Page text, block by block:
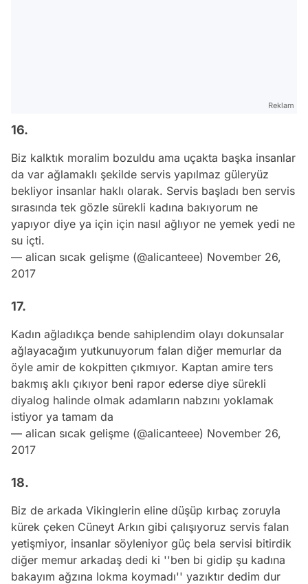
Reklam
16.
Biz kalktık moralim bozuldu ama uçakta başka insanlar
da var ağlamaklı şekilde servis yapılmaz güleryüz
bekliyor insanlar haklı olarak. Servis başladı ben servis
sırasında tek gözle sürekli kadına bakıyorum ne
yapıyor diye ya için için nasıl ağlıyor ne yemek yedi ne
su içti.
— alican sıcak gelişme (@alicanteee) November 26,
2017
17.
Kadın ağladıkça bende sahiplendim olayı dokunsalar
ağlayacağım yutkunuyorum falan diğer memurlar da
öyle amir de kokpitten çıkmıyor. Kaptan amire ters
bakmış aklı çıkıyor beni rapor ederse diye sürekli
diyalog halinde olmak adamların nabzını yoklamak
istiyor ya tamam da
— alican sıcak gelişme (@alicanteee) November 26,
2017
18.
Biz de arkada Vikinglerin eline düşüp kırbaç zoruyla
kürek çeken Cüneyt Arkın gibi çalışıyoruz servis falan
yetişmiyor, insanlar söyleniyor güç bela servisi bitirdik
diğer memur arkadaş dedi ki ''ben bi gidip şu kadına
bakayım ağzına lokma koymadı'' yazıktır dedim dur